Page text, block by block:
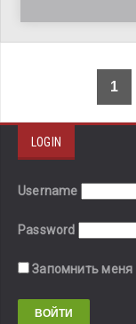
1
LOGIN
Username
Password
Запомнить меня